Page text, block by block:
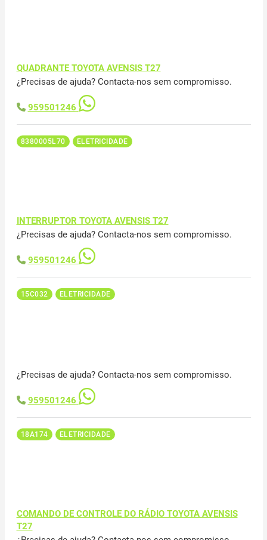
QUADRANTE TOYOTA AVENSIS T27
¿Precisas de ajuda? Contacta-nos sem compromisso.
959501246
8380005L70 ELETRICIDADE
INTERRUPTOR TOYOTA AVENSIS T27
¿Precisas de ajuda? Contacta-nos sem compromisso.
959501246
15C032 ELETRICIDADE
¿Precisas de ajuda? Contacta-nos sem compromisso.
959501246
18A174 ELETRICIDADE
COMANDO DE CONTROLE DO RÁDIO TOYOTA AVENSIS
T27